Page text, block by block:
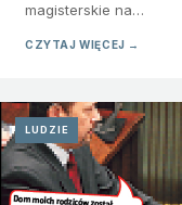
magisterskie na…
CZYTAJ WIĘCEJ →
LUDZIE